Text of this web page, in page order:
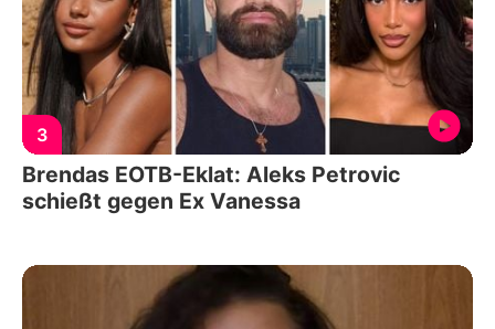
3
Brendas EOTB-Eklat: Aleks Petrovic
schießt gegen Ex Vanessa